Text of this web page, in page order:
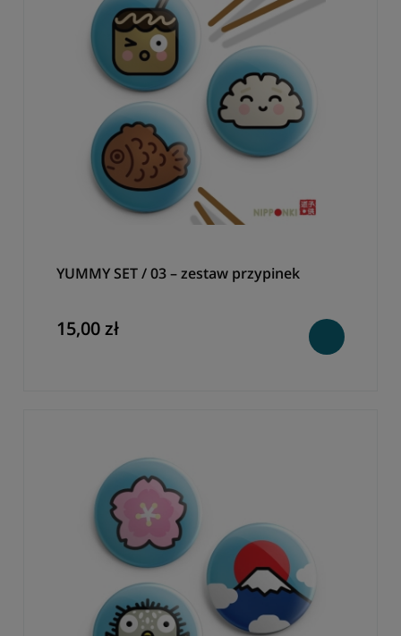
YUMMY SET / 03 – zestaw przypinek
15,00 zł